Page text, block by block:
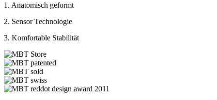
1. Anatomisch geformt
2. Sensor Technologie
3. Komfortable Stabilität